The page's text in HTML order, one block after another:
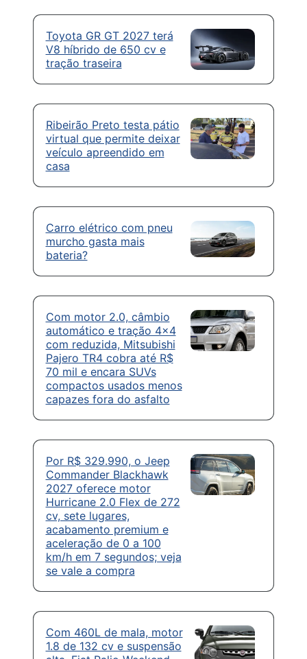
Toyota GR GT 2027 terá
V8 híbrido de 650 cv e
tração traseira
Ribeirão Preto testa pátio
virtual que permite deixar
veículo apreendido em
casa
Carro elétrico com pneu
murcho gasta mais
bateria?
Com motor 2.0, câmbio
automático e tração 4×4
com reduzida, Mitsubishi
Pajero TR4 cobra até R$
70 mil e encara SUVs
compactos usados menos
capazes fora do asfalto
Por R$ 329.990, o Jeep
Commander Blackhawk
2027 oferece motor
Hurricane 2.0 Flex de 272
cv, sete lugares,
acabamento premium e
aceleração de 0 a 100
km/h em 7 segundos; veja
se vale a compra
Com 460L de mala, motor
1.8 de 132 cv e suspensão